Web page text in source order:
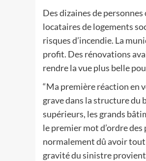
Des dizaines de
locataires de logements
risques d’incendie. La
profit. Des rénovations
rendre la vue plus belle
“Ma première réaction en
grave dans la structure du
supérieurs, les grands
le premier mot d’ordre
normalement dû avoir tout
gravité du sinistre provient